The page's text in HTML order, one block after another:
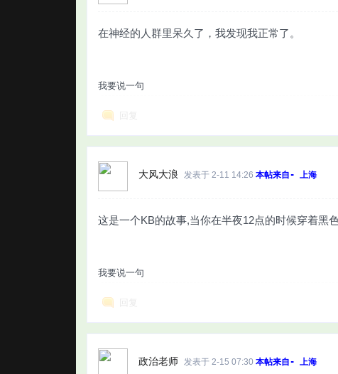
在神经的人群里呆久了，我发现我正常了。
我要说一句
大风大浪 发表于 2-11 14:26 本帖来自- 上海
这是一个KB的故事,当你在半夜12点的时候穿着
我要说一句
政治老师 发表于 2-15 07:30 本帖来自- 上海